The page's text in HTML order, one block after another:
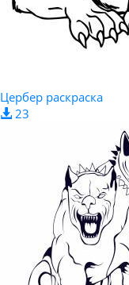
Цербер раскраска
23